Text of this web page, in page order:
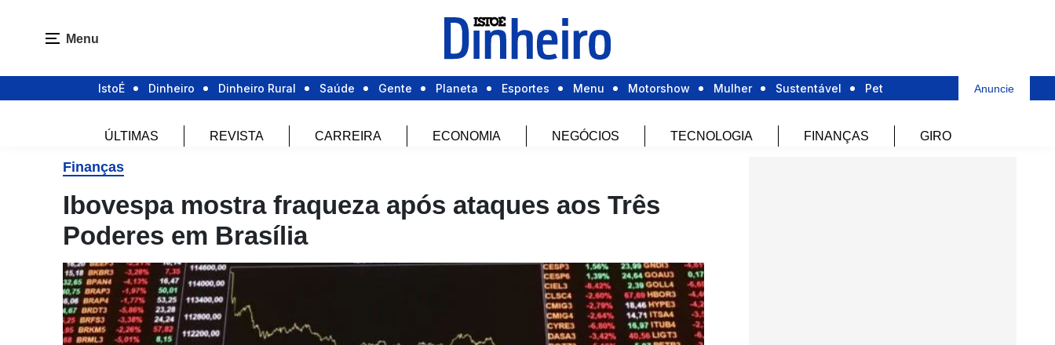
Menu
IstoÉ Dinheiro Dinheiro Rural Saúde Gente Planeta Esportes Menu Motorshow Mulher Sustentável Pet Anuncie
ÚLTIMAS REVISTA CARREIRA ECONOMIA NEGÓCIOS TECNOLOGIA FINANÇAS GIRO
Finanças
Ibovespa mostra fraqueza após ataques aos Três
Poderes em Brasília